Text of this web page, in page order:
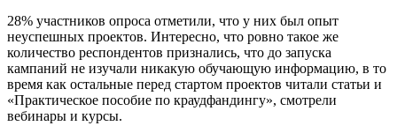
28% участников опроса отметили, что у них был опыт
неуспешных проектов. Интересно, что ровно такое же
количество респондентов признались, что до запуска
кампаний не изучали никакую обучающую информацию, в то
время как остальные перед стартом проектов читали статьи и
«Практическое пособие по краудфандингу», смотрели
вебинары и курсы.